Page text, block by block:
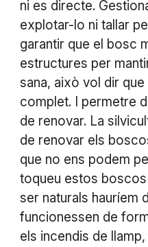
ni es directe.
explotar-lo ni tallar
garantir que el bosc
estructures per
sana, això vol dir que
complet. I permetre
de renovar. La
de renovar els
que no ens podem
toqueu estos
ser naturals hauríem
funcionessen de
els incendis de